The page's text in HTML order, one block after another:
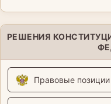
РЕШЕНИЯ
Правовые